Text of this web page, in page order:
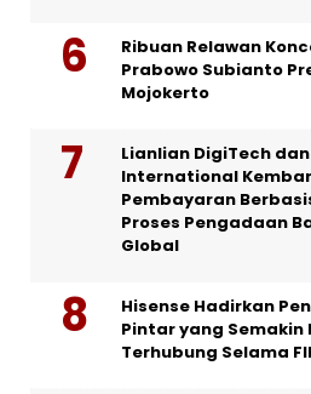
Ribuan Relawan
Prabowo Subianto
Mojokerto
Lianlian DigiTech
International
Pembayaran
Proses Pengadaan
Global
Hisense Hadirkan
Pintar yang Semakin
Terhubung Selama